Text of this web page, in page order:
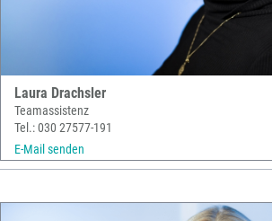
Laura Drachsler
Teamassistenz
Tel.: 030 27577-191
E-Mail senden